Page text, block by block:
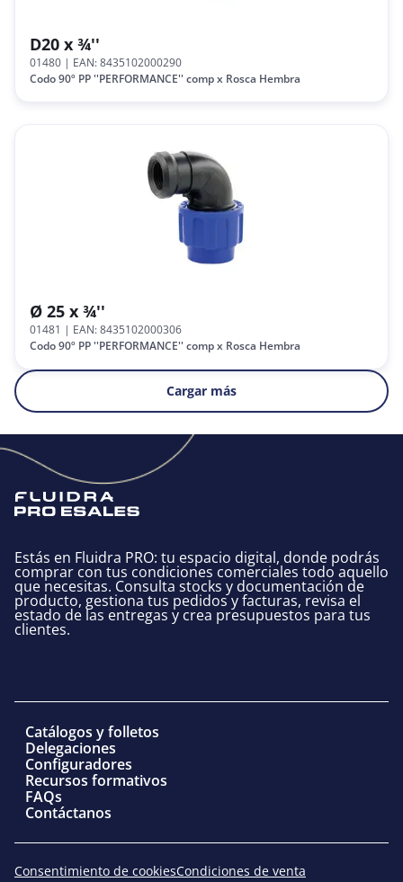
D20 x ¾''
01480 | EAN: 8435102000290
Codo 90º PP ''PERFORMANCE'' comp x Rosca Hembra
Ø 25 x ¾''
01481 | EAN: 8435102000306
Codo 90º PP ''PERFORMANCE'' comp x Rosca Hembra
Cargar más
Estás en Fluidra PRO: tu espacio digital, donde podrás
comprar con tus condiciones comerciales todo aquello
que necesitas. Consulta stocks y documentación de
producto, gestiona tus pedidos y facturas, revisa el
estado de las entregas y crea presupuestos para tus
clientes.
Catálogos y folletos
Delegaciones
Configuradores
Recursos formativos
FAQs
Contáctanos
Consentimiento de cookiesCondiciones de venta